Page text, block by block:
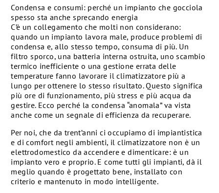
Condensa e consumi: perché un impianto che gocciola
spesso sta anche sprecando energia
C’è un collegamento che molti non considerano:
quando un impianto lavora male, produce problemi di
condensa e, allo stesso tempo, consuma di più. Un
filtro sporco, una batteria interna ostruita, uno scambio
termico inefficiente o una gestione errata delle
temperature fanno lavorare il climatizzatore più a
lungo per ottenere lo stesso risultato. Questo significa
più ore di funzionamento, più stress e più acqua da
gestire. Ecco perché la condensa “anomala” va vista
anche come un segnale di efficienza da recuperare.
Per noi, che da trent’anni ci occupiamo di impiantistica
e di comfort negli ambienti, il climatizzatore non è un
elettrodomestico da accendere e dimenticare: è un
impianto vero e proprio. E come tutti gli impianti, dà il
meglio quando è progettato bene, installato con
criterio e mantenuto in modo intelligente.